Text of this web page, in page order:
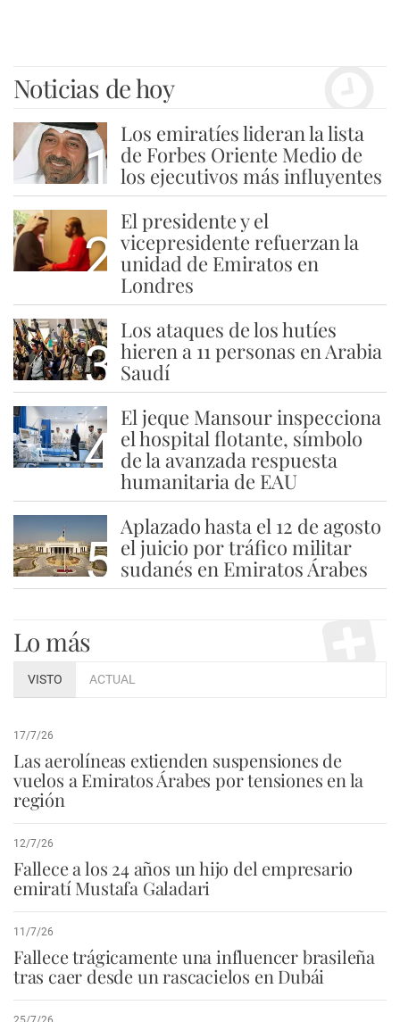
Noticias de hoy
1
Los emiratíes lideran la lista
de Forbes Oriente Medio de
los ejecutivos más influyentes
2
El presidente y el
vicepresidente refuerzan la
unidad de Emiratos en
Londres
3
Los ataques de los hutíes
hieren a 11 personas en Arabia
Saudí
4
El jeque Mansour inspecciona
el hospital flotante, símbolo
de la avanzada respuesta
humanitaria de EAU
5
Aplazado hasta el 12 de agosto
el juicio por tráfico militar
sudanés en Emiratos Árabes
Lo más
VISTO ACTUAL
17/7/26
Las aerolíneas extienden suspensiones de
vuelos a Emiratos Árabes por tensiones en la
región
12/7/26
Fallece a los 24 años un hijo del empresario
emiratí Mustafa Galadari
11/7/26
Fallece trágicamente una influencer brasileña
tras caer desde un rascacielos en Dubái